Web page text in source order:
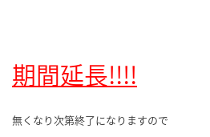
期間延長!!!!
無くなり次第終了になりますので